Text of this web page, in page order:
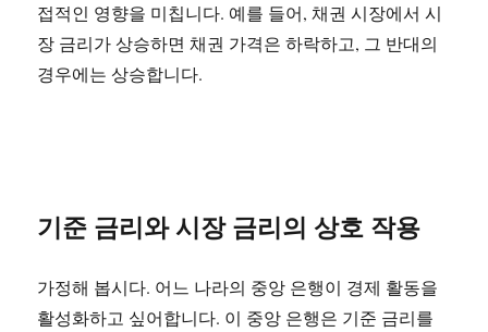
접적인 영향을 미칩니다. 예를 들어, 채권 시장에서 시
장 금리가 상승하면 채권 가격은 하락하고, 그 반대의
경우에는 상승합니다.
기준 금리와 시장 금리의 상호 작용
가정해 봅시다. 어느 나라의 중앙 은행이 경제 활동을
활성화하고 싶어합니다. 이 중앙 은행은 기준 금리를